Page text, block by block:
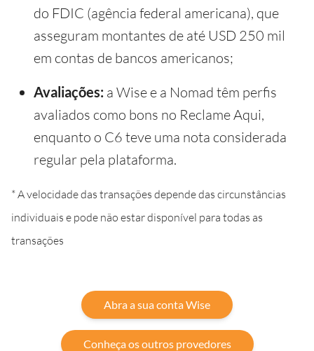
do FDIC (agência federal americana), que
asseguram montantes de até USD 250 mil
em contas de bancos americanos;
Avaliações: a Wise e a Nomad têm perfis
avaliados como bons no Reclame Aqui,
enquanto o C6 teve uma nota considerada
regular pela plataforma.
* A velocidade das transações depende das circunstâncias
individuais e pode não estar disponível para todas as
transações
Abra a sua conta Wise
Conheça os outros provedores